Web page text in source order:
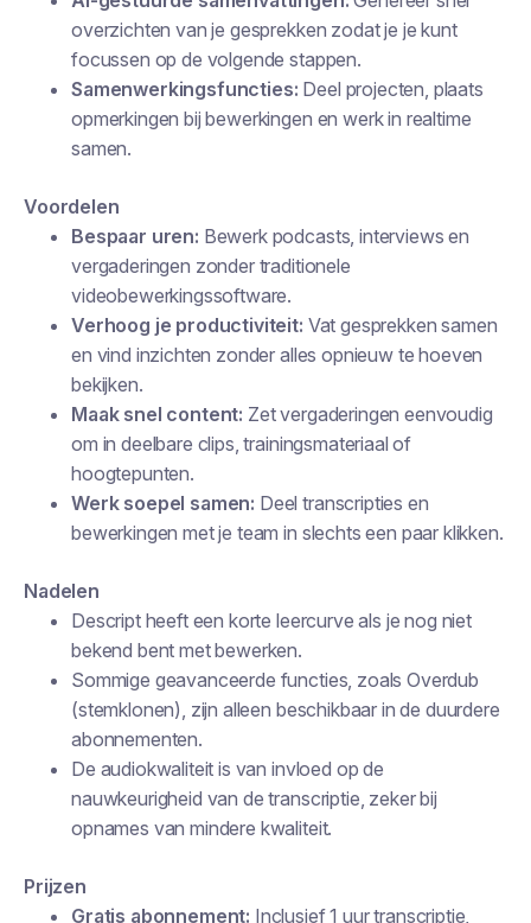
overzichten van je gesprekken zodat je je kunt
focussen op de volgende stappen.
Samenwerkingsfuncties: Deel projecten, plaats
opmerkingen bij bewerkingen en werk in realtime
samen.
Voordelen
Bespaar uren: Bewerk podcasts, interviews en
vergaderingen zonder traditionele
videobewerkingssoftware.
Verhoog je productiviteit: Vat gesprekken samen
en vind inzichten zonder alles opnieuw te hoeven
bekijken.
Maak snel content: Zet vergaderingen eenvoudig
om in deelbare clips, trainingsmateriaal of
hoogtepunten.
Werk soepel samen: Deel transcripties en
bewerkingen met je team in slechts een paar klikken.
Nadelen
Descript heeft een korte leercurve als je nog niet
bekend bent met bewerken.
Sommige geavanceerde functies, zoals Overdub
(stemklonen), zijn alleen beschikbaar in de duurdere
abonnementen.
De audiokwaliteit is van invloed op de
nauwkeurigheid van de transcriptie, zeker bij
opnames van mindere kwaliteit.
Prijzen
Gratis abonnement: Inclusief 1 uur transcriptie,